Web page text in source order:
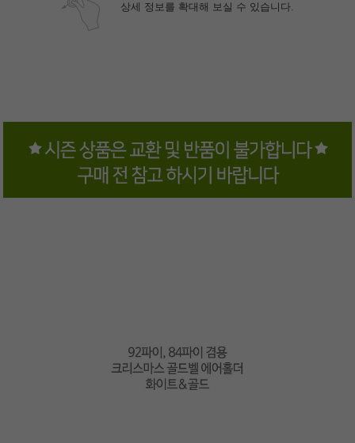
상세 정보를 확대해 보실 수 있습니다.